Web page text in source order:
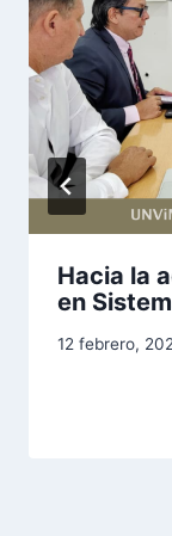
Hacia la
en
12 febrero,